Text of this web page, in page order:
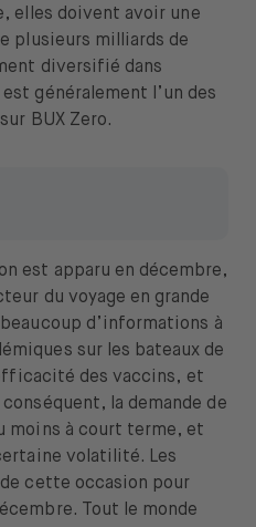
elles doivent avoir une
plusieurs milliards de
diversifié dans
généralement l’un des
BUX Zero.
est apparu en décembre,
du voyage en grande
d’informations à
sur les bateaux de
des vaccins, et
la demande de
moins à court terme, et
volatilité. Les
cette occasion pour
Tout le monde